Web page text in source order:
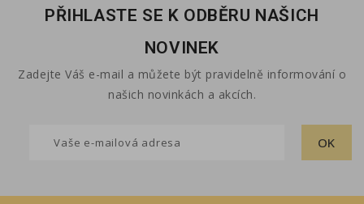
PŘIHLASTE SE K ODBĚRU NAŠICH
NOVINEK
Zadejte Váš e-mail a můžete být pravidelně informování o
našich novinkách a akcích.